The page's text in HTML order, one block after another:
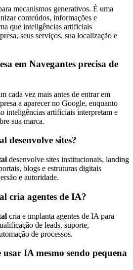
mecanismos generativos. É uma
conteúdos, informações e
que inteligências artificiais
seus serviços, sua localização e
em Navegantes precisa de
cada vez mais antes de entrar em
a aparecer no Google, enquanto
inteligências artificiais interpretam e
sua marca.
desenvolve sites?
desenvolve sites institucionais, landing
blogs e estruturas digitais
e autoridade.
cria agentes de IA?
cria e implanta agentes de IA para
de leads, suporte,
de processos.
IA mesmo sendo pequena